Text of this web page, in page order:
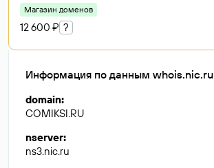
Магазин доменов
12 600 ₽ ?
Информация по данным whois.nic.ru
domain:
COMIKSI.RU
nserver:
ns3.nic.ru